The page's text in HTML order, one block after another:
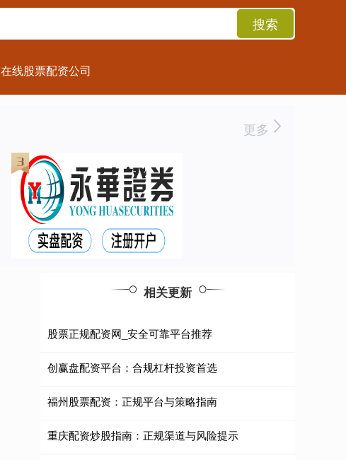
搜索
在线股票配资公司
更多
相关更新
股票正规配资网_安全可靠平台推荐
创赢盘配资平台：合规杠杆投资首选
福州股票配资：正规平台与策略指南
重庆配资炒股指南：正规渠道与风险提示